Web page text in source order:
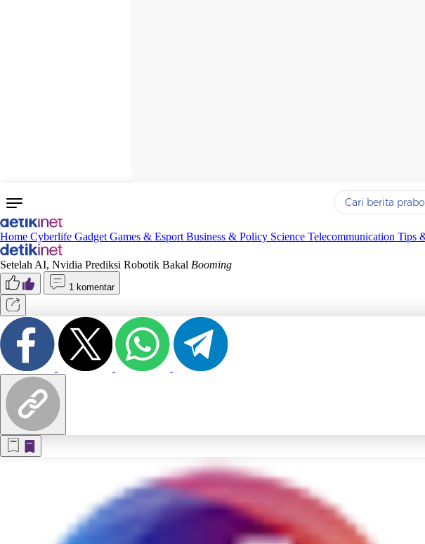
Yang sedang
Terakhir yang
Home Cyberlife Gadget Games & Esport Business & Policy Science Telecommunication Tips
Setelah AI, Nvidia Prediksi Robotik Bakal Booming
1 komentar